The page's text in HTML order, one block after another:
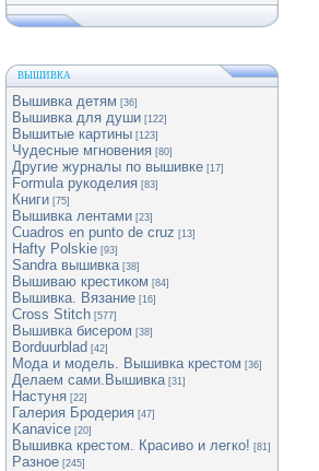
ВЫШИВКА
Вышивка детям [36]
Вышивка для души [122]
Вышитые картины [123]
Чудесные мгновения [80]
Другие журналы по вышивке [17]
Formula рукоделия [83]
Книги [75]
Вышивка лентами [23]
Cuadros en punto de cruz [13]
Hafty Polskie [93]
Sandra вышивка [38]
Вышиваю крестиком [84]
Вышивка. Вязание [16]
Cross Stitch [577]
Вышивка бисером [38]
Borduurblad [42]
Мода и модель. Вышивка крестом [36]
Делаем сами.Вышивка [31]
Настуня [22]
Галерия Бродерия [47]
Kanavice [20]
Вышивка крестом. Красиво и легко! [81]
Разное [245]